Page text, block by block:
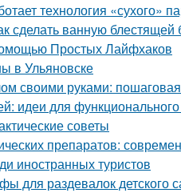
технология «сухого»
сделать ванную блестящей
Простых Лайфхаков
в Ульяновске
своими руками: пошаговая
идеи для
советы
препаратов:
иностранных туристов
для раздевалок детского